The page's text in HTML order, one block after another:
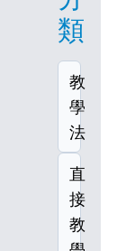
類
教
學
法
直
接
教